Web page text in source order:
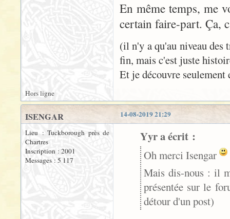
En même temps, me
certain faire-part. Ça,
(il n'y a qu'au niveau des
fin, mais c'est juste
Et je découvre
Hors ligne
14-08-2019 21:29
ISENGAR
Lieu : Tuckborough près de
Chartres
Inscription : 2001
Messages : 5 117
Yyr a écrit :
Oh merci Isengar
Mais dis-nous : il
présentée sur le
détour d'un post)